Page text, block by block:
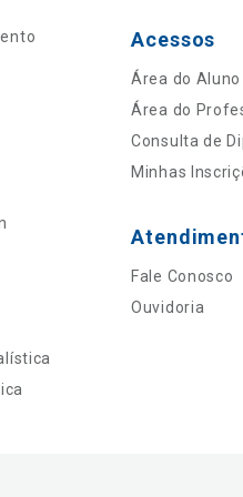
Acessos
Área do Aluno
Área do
Consulta de
Minhas
Fale Conosco
Ouvidoria